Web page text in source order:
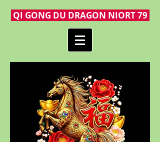
QI GONG DU DRAGON NIORT 79